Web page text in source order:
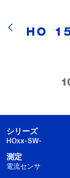
HO
シリーズ
HOxx-SW-
測定
電流センサ